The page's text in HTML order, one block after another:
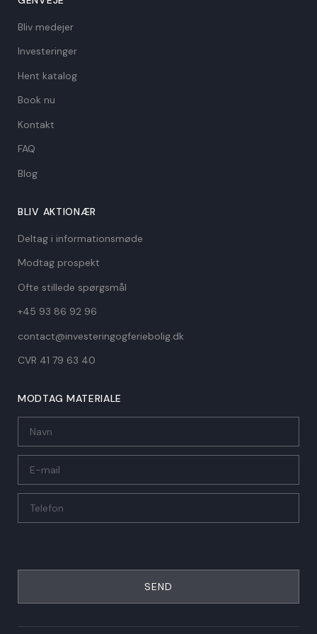
Bliv medejer
Investeringer
Hent katalog
Book nu
Kontakt
FAQ
Blog
BLIV AKTIONÆR
Deltag i informationsmøde
Modtag prospekt
Ofte stillede spørgsmål
+45 93 86 92 96
contact@investeringogferiebolig.dk
CVR 41 79 63 40​
MODTAG MATERIALE
SEND